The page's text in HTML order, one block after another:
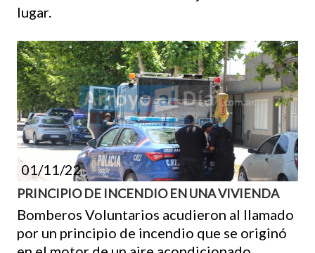
lugar.
01/11/22
PRINCIPIO DE INCENDIO EN UNA VIVIENDA
Bomberos Voluntarios acudieron al llamado
por un principio de incendio que se originó